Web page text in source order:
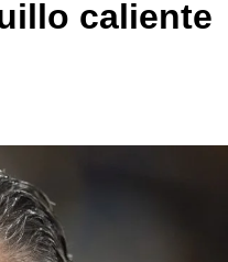
caliente